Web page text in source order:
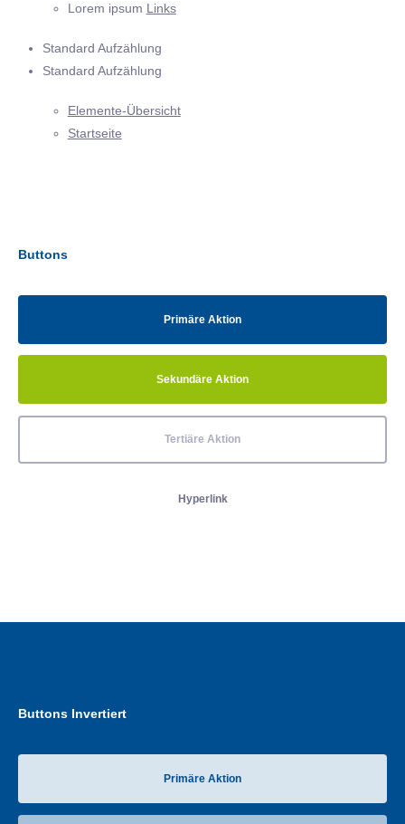
Lorem ipsum Links
Standard Aufzählung
Standard Aufzählung
Elemente-Übersicht
Startseite
Buttons
Primäre Aktion
Sekundäre Aktion
Tertiäre Aktion
Hyperlink
Buttons Invertiert
Primäre Aktion